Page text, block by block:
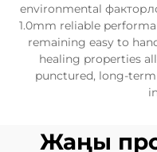
environmental
1.0mm reliable
remaining easy to
healing properties
punctured, long-
Жаңы